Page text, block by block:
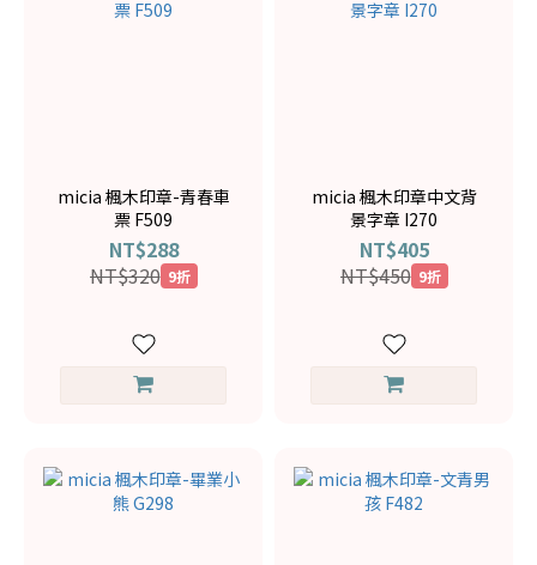
micia 楓木印章-青春車
票 F509
NT$288
NT$320 9折
micia 楓木印章中文背
景字章 I270
NT$405
NT$450 9折